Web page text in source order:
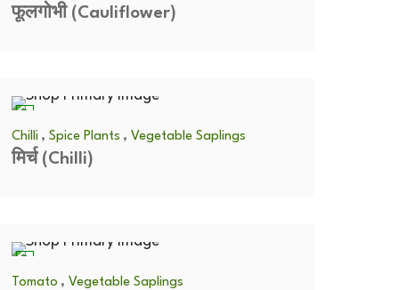
फूलगोभी (Cauliflower)
Chilli , Spice Plants , Vegetable Saplings
मिर्च (Chilli)
Tomato , Vegetable Saplings